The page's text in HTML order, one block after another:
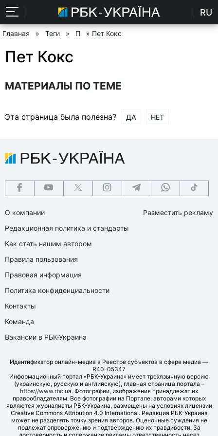
RU
Главная » Теги » П » Пет Кокс
Пет Кокс
МАТЕРИАЛЫ ПО ТЕМЕ
Эта страница была полезна? ДА НЕТ
О компании
Редакционная политика и стандарты
Как стать нашим автором
Правила пользования
Правовая информация
Политика конфиденциальности
Контакты
Команда
Вакансии в РБК-Украина
Разместить рекламу
Идентификатор онлайн-медиа в Реестре субъектов в сфере медиа —
R40-05347
Информационный портал «РБК-Украина» имеет трехязычную версию
(украинскую, русскую и английскую), главная страница портала –
https://www.rbc.ua. Фотографии, изображения принадлежат их
правообладателям. Все фотографии на Портале, авторами которых
являются журналисты РБК-Украина, размещены на условиях лицензии
Creative Commons Attribution 4.0 International. Редакция РБК-Украина
может не разделять точку зрения авторов. Оценочные суждения не
подлежат опровержению и подтверждению их правдивости. За